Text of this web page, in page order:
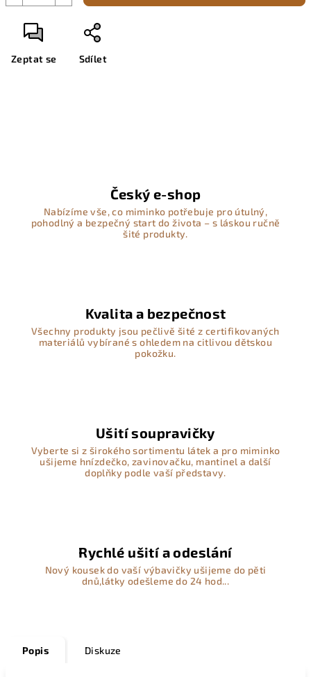
Zeptat se Sdílet
Český e-shop
Nabízíme vše, co miminko potřebuje pro útulný,
pohodlný a bezpečný start do života – s láskou ručně
šité produkty.
Kvalita a bezpečnost
Všechny produkty jsou pečlivě šité z certifikovaných
materiálů vybírané s ohledem na citlivou dětskou
pokožku.
Ušití soupravičky
Vyberte si z širokého sortimentu látek a pro miminko
ušijeme hnízdečko, zavinovačku, mantinel a další
doplňky podle vaší představy.
Rychlé ušití a odeslání
Nový kousek do vaší výbavičky ušijeme do pěti
dnů,látky odešleme do 24 hod...
Popis Diskuze